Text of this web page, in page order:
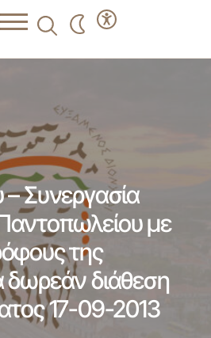
– Συνεργασία
με
της
δωρεάν διάθεση
17-09-2013